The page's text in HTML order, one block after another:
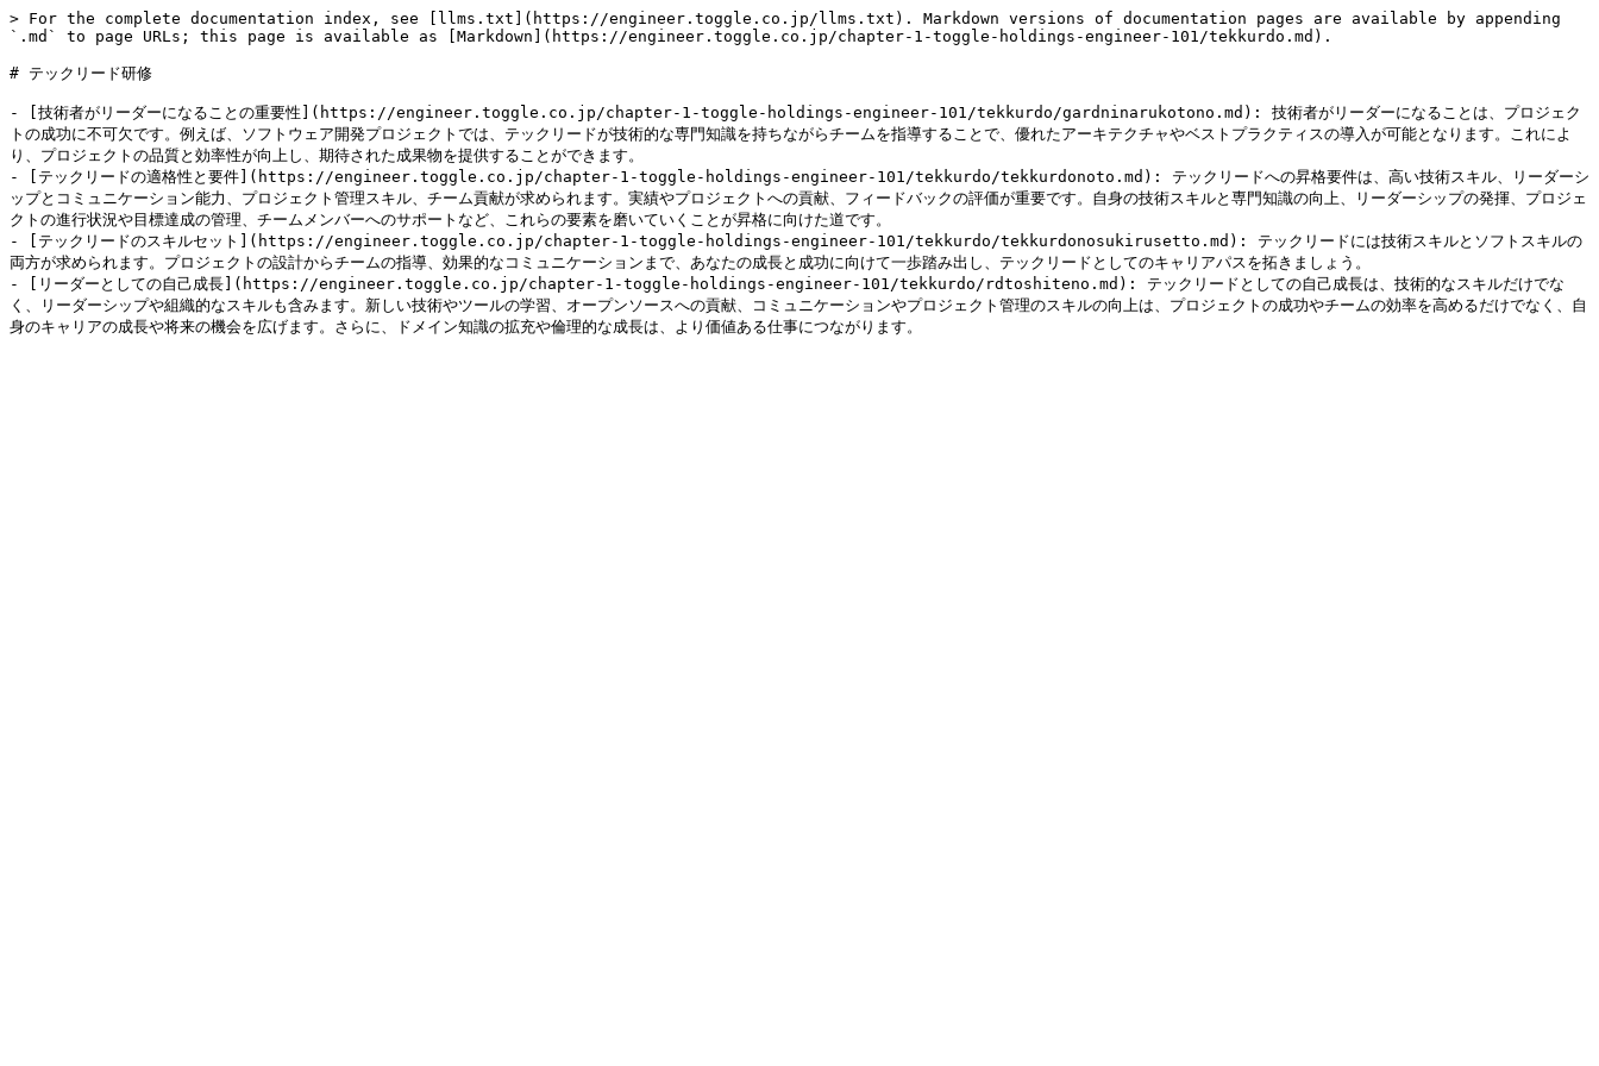
> For the complete documentation index, see [llms.txt](https://engineer.toggle.co.jp/llms.txt). Markdown versions of documentation pages are available by appending
`.md` to page URLs; this page is available as [Markdown](https://engineer.toggle.co.jp/chapter-1-toggle-holdings-engineer-101/tekkurdo.md).
# テックリード研修
- [技術者がリーダーになることの重要性](https://engineer.toggle.co.jp/chapter-1-toggle-holdings-engineer-101/tekkurdo/gardninarukotono.md): 技術者がリーダーになることは、プロジェク
トの成功に不可欠です。例えば、ソフトウェア開発プロジェクトでは、テックリードが技術的な専門知識を持ちながらチームを指導することで、優れたアーキテクチャやベストプラクティスの導入が可能となります。これによ
り、プロジェクトの品質と効率性が向上し、期待された成果物を提供することができます。
- [テックリードの適格性と要件](https://engineer.toggle.co.jp/chapter-1-toggle-holdings-engineer-101/tekkurdo/tekkurdonoto.md): テックリードへの昇格要件は、高い技術スキル、リーダーシ
ップとコミュニケーション能力、プロジェクト管理スキル、チーム貢献が求められます。実績やプロジェクトへの貢献、フィードバックの評価が重要です。自身の技術スキルと専門知識の向上、リーダーシップの発揮、プロジェ
クトの進行状況や目標達成の管理、チームメンバーへのサポートなど、これらの要素を磨いていくことが昇格に向けた道です。
- [テックリードのスキルセット](https://engineer.toggle.co.jp/chapter-1-toggle-holdings-engineer-101/tekkurdo/tekkurdonosukirusetto.md): テックリードには技術スキルとソフトスキルの
両方が求められます。プロジェクトの設計からチームの指導、効果的なコミュニケーションまで、あなたの成長と成功に向けて一歩踏み出し、テックリードとしてのキャリアパスを拓きましょう。
- [リーダーとしての自己成長](https://engineer.toggle.co.jp/chapter-1-toggle-holdings-engineer-101/tekkurdo/rdtoshiteno.md): テックリードとしての自己成長は、技術的なスキルだけでな
く、リーダーシップや組織的なスキルも含みます。新しい技術やツールの学習、オープンソースへの貢献、コミュニケーションやプロジェクト管理のスキルの向上は、プロジェクトの成功やチームの効率を高めるだけでなく、自